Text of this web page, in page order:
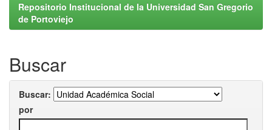
Repositorio Institucional de la Universidad San Gregorio
de Portoviejo
Buscar
Buscar:
por